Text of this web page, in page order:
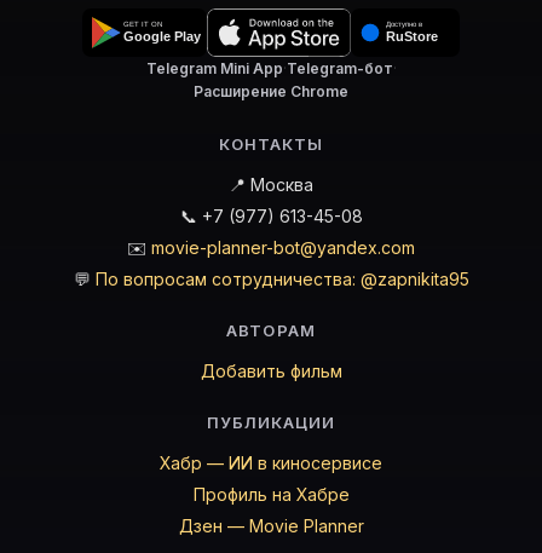
Telegram Mini App·Telegram-бот·
Расширение Chrome
КОНТАКТЫ
📍 Москва
📞 +7 (977) 613-45-08
✉️ movie-planner-bot@yandex.com
💬 По вопросам сотрудничества: @zapnikita95
АВТОРАМ
Добавить фильм
ПУБЛИКАЦИИ
Хабр — ИИ в киносервисе
Профиль на Хабре
Дзен — Movie Planner